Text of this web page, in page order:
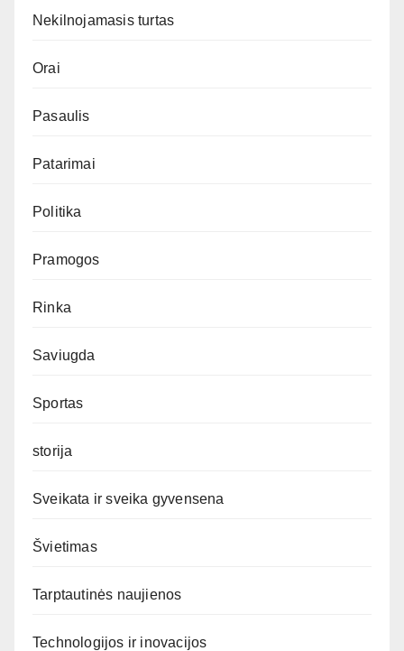
Nekilnojamasis turtas
Orai
Pasaulis
Patarimai
Politika
Pramogos
Rinka
Saviugda
Sportas
storija
Sveikata ir sveika gyvensena
Švietimas
Tarptautinės naujienos
Technologijos ir inovacijos